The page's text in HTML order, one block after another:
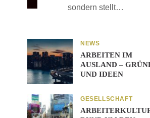
sondern stellt…
NEWS
ARBEITEN IM
AUSLAND –
UND IDEEN
GESELLSCHAFT